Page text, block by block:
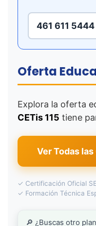
461 611 5444
Oferta
Explora la oferta
CETis 115 tiene
Ver Todas
✓ Certificación Oficial
✓ Formación Técnica
🔎 ¿Buscas otro